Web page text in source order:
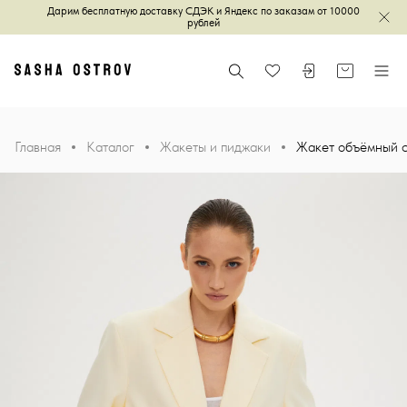
Дарим бесплатную доставку СДЭК и Яндекс по заказам от 10000
рублей
Главная Поиск ИзбранноеВойти илиКорзинаМеню
Главная Каталог Жакеты и пиджаки Жакет объёмный